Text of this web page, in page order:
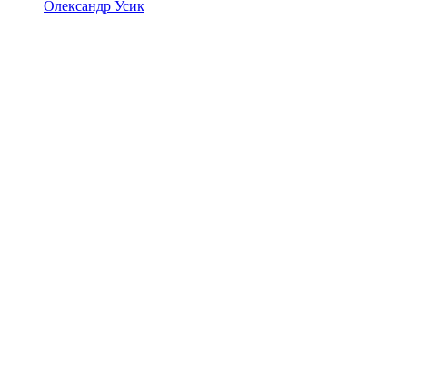
Олександр Усик